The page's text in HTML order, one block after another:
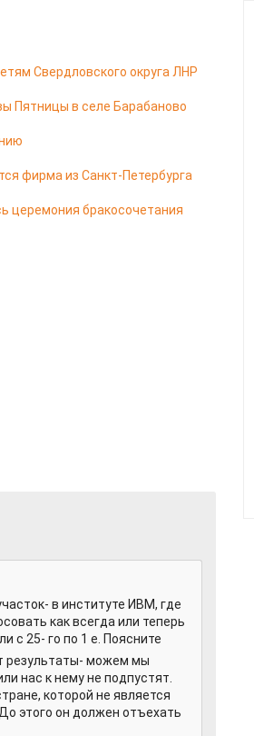
Свердловского округа ЛНР
Пятницы в селе Барабаново
фирма из Санкт-Петербурга
церемония бракосочетания
в институте ИВМ, где
как всегда или теперь
с 25- го по 1 е. Поясните
результаты- можем мы
нас к нему не подпустят.
которой не является
этого он должен отъехать